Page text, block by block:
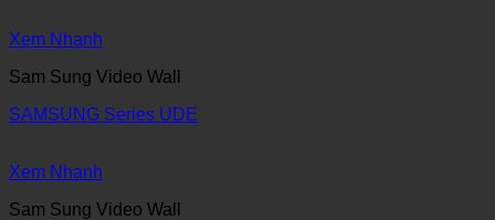
Xem Nhanh
Sam Sung Video Wall
SAMSUNG Series UDE
Xem Nhanh
Sam Sung Video Wall